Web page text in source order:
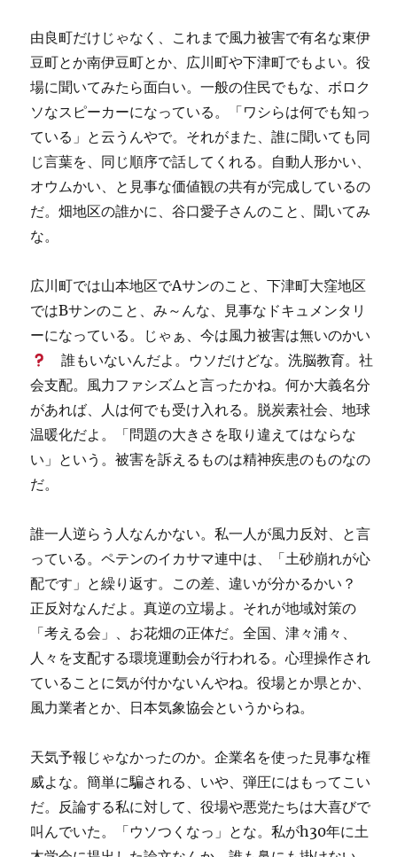
由良町だけじゃなく、これまで風力被害で有名な東伊
豆町とか南伊豆町とか、広川町や下津町でもよい。役
場に聞いてみたら面白い。一般の住民でもな、ボロク
ソなスピーカーになっている。「ワシらは何でも知っ
ている」と云うんやで。それがまた、誰に聞いても同
じ言葉を、同じ順序で話してくれる。自動人形かい、
オウムかい、と見事な価値観の共有が完成しているの
だ。畑地区の誰かに、谷口愛子さんのこと、聞いてみ
な。
広川町では山本地区でAサンのこと、下津町大窪地区
ではBサンのこと、み～んな、見事なドキュメンタリ
ーになっている。じゃぁ、今は風力被害は無いのかい
誰もいないんだよ。ウソだけどな。洗脳教育。社
会支配。風力ファシズムと言ったかね。何か大義名分
があれば、人は何でも受け入れる。脱炭素社会、地球
温暖化だよ。「問題の大きさを取り違えてはならな
い」という。被害を訴えるものは精神疾患のものなの
だ。
誰一人逆らう人なんかない。私一人が風力反対、と言
っている。ペテンのイカサマ連中は、「土砂崩れが心
配です」と繰り返す。この差、違いが分かるかい？
正反対なんだよ。真逆の立場よ。それが地域対策の
「考える会」、お花畑の正体だ。全国、津々浦々、
人々を支配する環境運動会が行われる。心理操作され
ていることに気が付かないんやね。役場とか県とか、
風力業者とか、日本気象協会というからね。
天気予報じゃなかったのか。企業名を使った見事な権
威よな。簡単に騙される、いや、弾圧にはもってこい
だ。反論する私に対して、役場や悪党たちは大喜びで
叫んでいた。「ウソつくなっ」とな。私がh30年に土